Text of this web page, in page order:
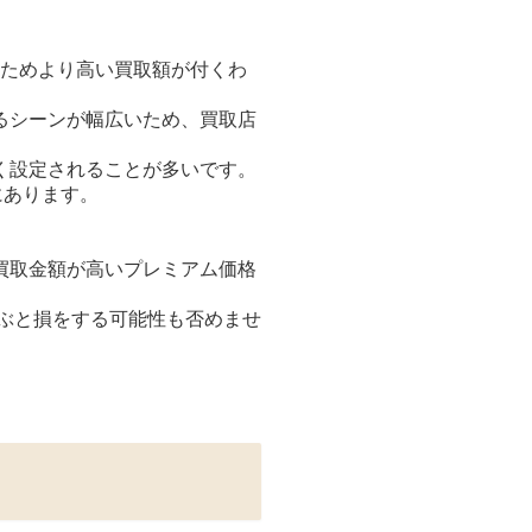
めより高い買取額が付くわ
シーンが幅広いため、買取店
定されることが多いです。
ります。
金額が高いプレミアム価格
と損をする可能性も否めませ